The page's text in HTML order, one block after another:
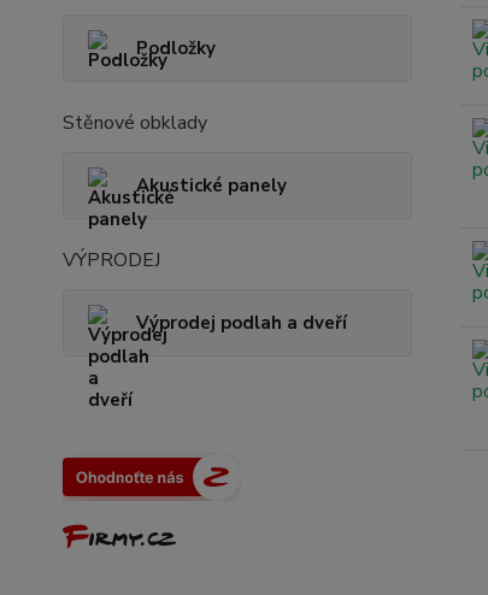
Podložky
Stěnové obklady
Akustické panely
VÝPRODEJ
Výprodej podlah a dveří